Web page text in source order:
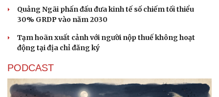
Quảng Ngãi phấn đấu đưa kinh tế số chiếm tối thiểu
30% GRDP vào năm 2030
Tạm hoãn xuất cảnh với người nộp thuế không hoạt
động tại địa chỉ đăng ký
PODCAST